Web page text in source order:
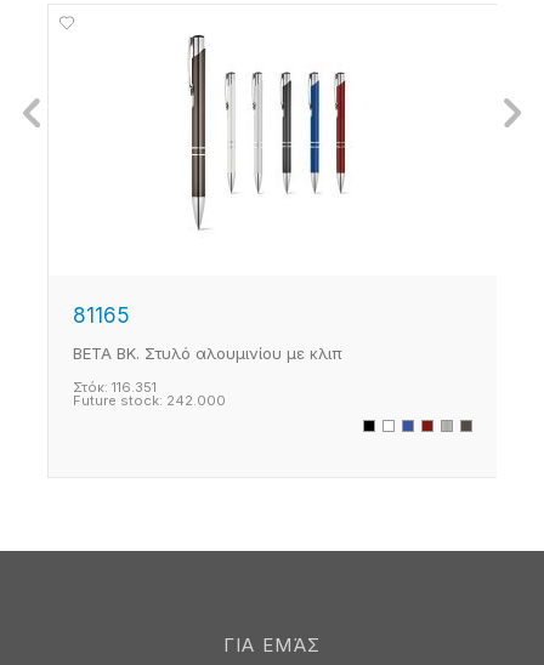
81165
BETA BK. Στυλό αλουμινίου με κλιπ
Στόκ: 116.351
Future stock: 242.000
ΓΙΑ ΕΜΆΣ